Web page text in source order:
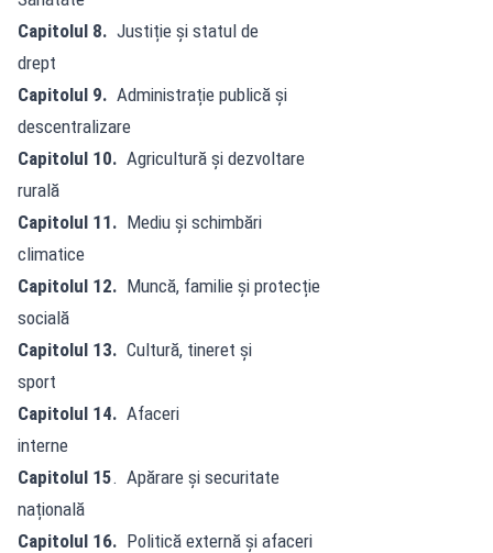
Capitolul 8. Justiție și statul de
drept
Capitolul 9. Administrație publică și
descentralizare
Capitolul 10. Agricultură și dezvoltare
rurală
Capitolul 11. Mediu și schimbări
climatice
Capitolul 12. Muncă, familie și protecție
socială
Capitolul 13. Cultură, tineret și
sport
Capitolul 14. Afaceri
interne
Capitolul 15. Apărare și securitate
națională
Capitolul 16. Politică externă și afaceri